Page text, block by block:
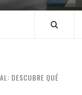
DESCUBRE QUÉ